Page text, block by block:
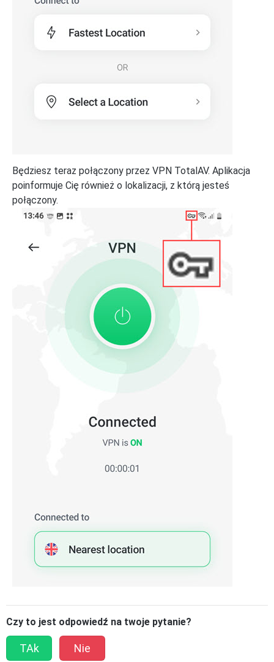
Będziesz teraz połączony przez VPN TotalAV. Aplikacja
poinformuje Cię również o lokalizacji, z którą jesteś
połączony.
Czy to jest odpowiedź na twoje pytanie?
TAk Nie